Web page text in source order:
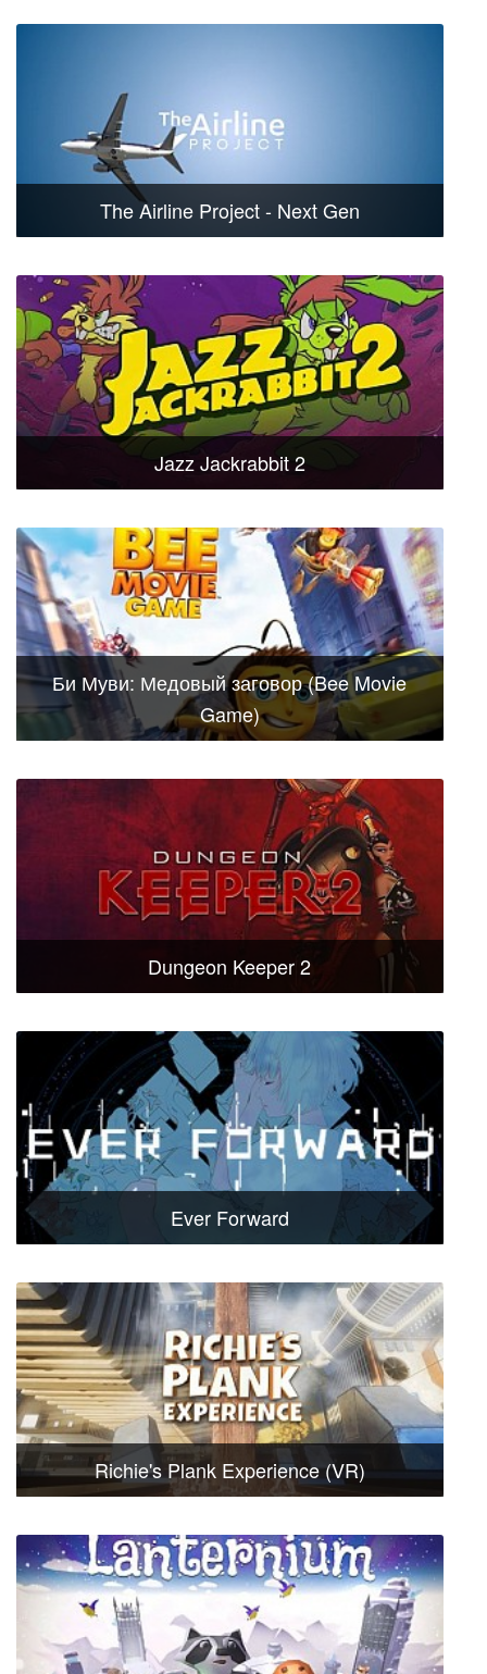
The Airline Project - Next Gen
Jazz Jackrabbit 2
Би Муви: Медовый заговор (Bee Movie
Game)
Dungeon Keeper 2
Ever Forward
Richie's Plank Experience (VR)